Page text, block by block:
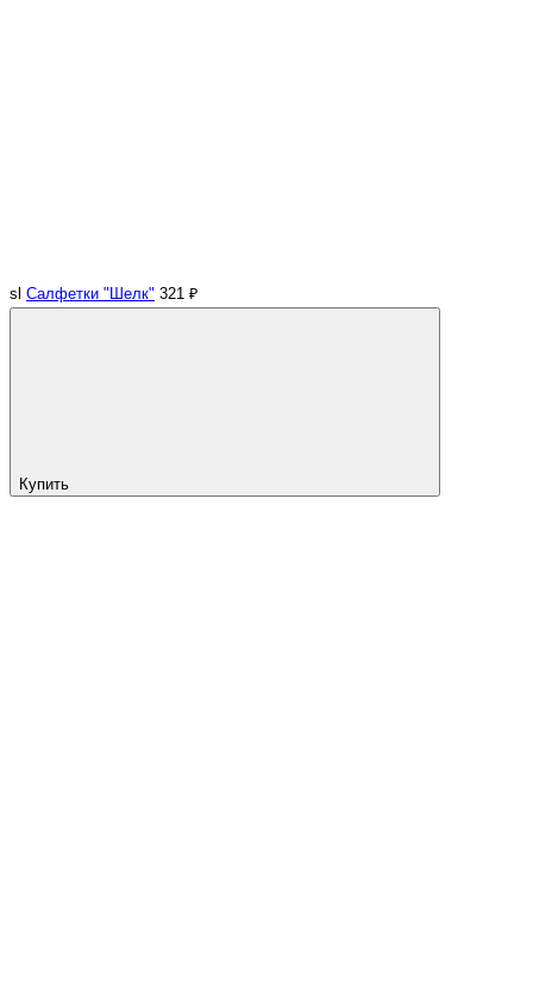
sl Салфетки "Шелк" 321 ₽
Купить